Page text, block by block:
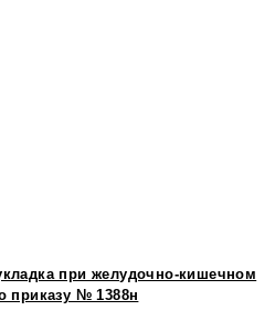
при желудочно-кишечном
приказу № 1388н